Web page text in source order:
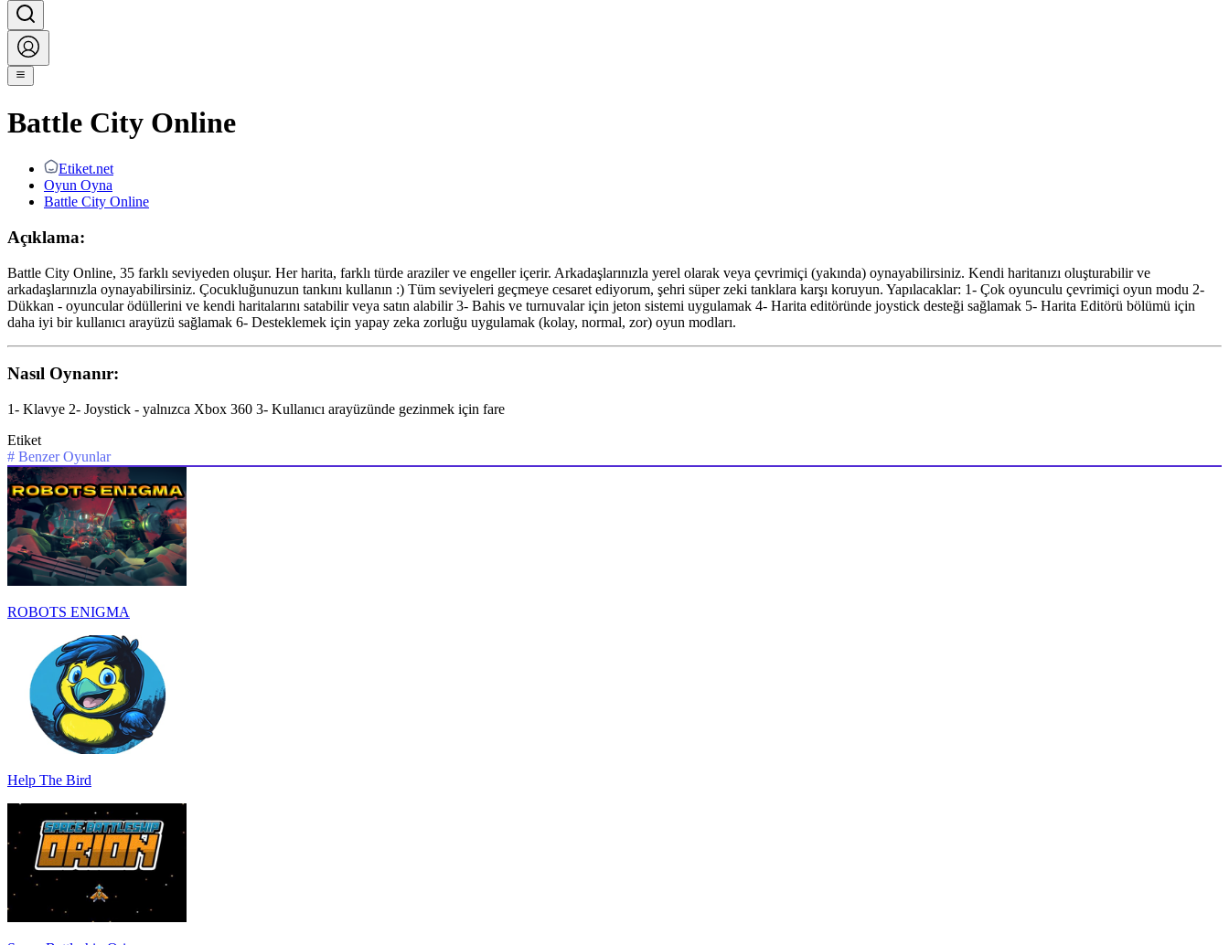
Battle City Online
Etiket.net
Oyun Oyna
Battle City Online
Açıklama:
Battle City Online, 35 farklı seviyeden oluşur. Her harita, farklı türde araziler ve engeller içerir. Arkadaşlarınızla yerel olarak veya çevrimiçi (yakında) oynayabilirsiniz. Kendi haritanızı oluşturabilir ve
arkadaşlarınızla oynayabilirsiniz. Çocukluğunuzun tankını kullanın :) Tüm seviyeleri geçmeye cesaret ediyorum, şehri süper zeki tanklara karşı koruyun. Yapılacaklar: 1- Çok oyunculu çevrimiçi oyun modu 2-
Dükkan - oyuncular ödüllerini ve kendi haritalarını satabilir veya satın alabilir 3- Bahis ve turnuvalar için jeton sistemi uygulamak 4- Harita editöründe joystick desteği sağlamak 5- Harita Editörü bölümü için
daha iyi bir kullanıcı arayüzü sağlamak 6- Desteklemek için yapay zeka zorluğu uygulamak (kolay, normal, zor) oyun modları.
Nasıl Oynanır:
1- Klavye 2- Joystick - yalnızca Xbox 360 3- Kullanıcı arayüzünde gezinmek için fare
Etiket
# Benzer Oyunlar
ROBOTS ENIGMA
Help The Bird